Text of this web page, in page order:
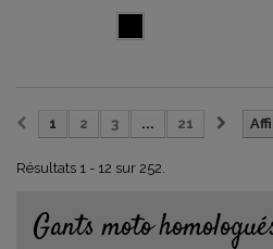
1 2 3 ... 21
Résultats 1 - 12 sur 252.
Gants moto